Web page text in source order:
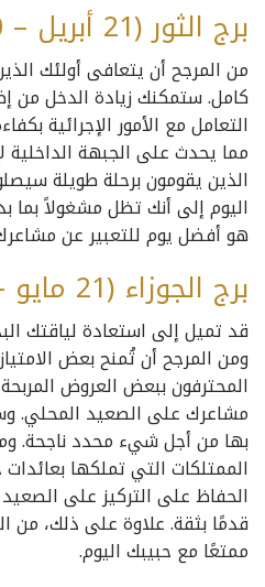
برج الثور (21 أبريل – 20 مايو)
من المرجح أن يتعافى أولئك
كامل. ستمكنك زيادة الدخل من
التعامل مع الأمور الإجرائية
مما يحدث على الجبهة الداخلية
الذين يقومون برحلة طويلة
اليوم إلى أنك تظل مشغولاً بما
هو أفضل يوم للتعبير عن
برج الجوزاء (21 مايو – 21 يونيو)
قد تميل إلى استعادة لياقتك
ومن المرجح أن تُمنح بعض
المحترفون ببعض العروض
مشاعرك على الصعيد المحلي.
بها من أجل شيء محدد ناجحة.
الممتلكات التي تملكها
الحفاظ على التركيز على
قدمًا بثقة. علاوة على ذلك، من
ممتعًا مع حبيبك اليوم.